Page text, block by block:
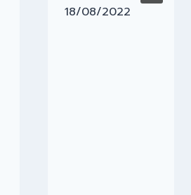
18/08/2022